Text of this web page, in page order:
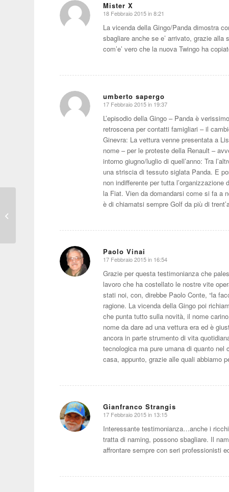
Mister X
dice:
18 Febbraio 2015 in 8:21
La vicenda della Gingo/Panda dimostra
sbagliare anche se e’ arrivato, grazie alla
com’e’ vero che la nuova Twingo ha
umberto sapergo
dice:
17 Febbraio 2015 in 19:37
L’episodio della Gingo – Panda è
retroscena per contatti famigliari – il
Ginevra: La vettura venne presentata a
nome – per le proteste della Renault –
intorno giugno/luglio di quell’anno: Tra
una striscia di tessuto siglata Panda. E
non indifferente per tutta
la Fiat. Vien da domandarsi come si fa a
è di chiamatsi sempre Golf da più di
Paolo Vinai
dice:
17 Febbraio 2015 in 16:54
Grazie per questa testimonianza che
lavoro che ha costellato le nostre vite
stati noi, con, direbbe Paolo Conte, “la
ragione. La vicenda della Gingo poi
che punta tutto sulla novità, il nome
nome da dare ad una vettura era ed è
ancora in parte strumento di vita
tecnologica ma pure umana di quanto
casa, appunto, grazie alle quali abbiamo
Gianfranco Strangis
dice:
17 Febbraio 2015 in 13:15
Interessante testimonianza…anche i
tratta di naming, possono sbagliare. Il
affrontare sempre con seri professionisti